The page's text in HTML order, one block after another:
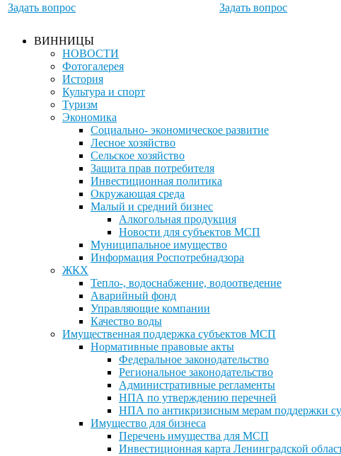
Задать вопрос Задать вопрос
ВИННИЦЫ
НОВОСТИ
Фотогалерея
История
Культура и спорт
Туризм
Экономика
Социально- экономическое развитие
Лесное хозяйство
Сельское хозяйство
Защита прав потребителя
Инвестиционная политика
Окружающая среда
Малый и средний бизнес
Алкогольная продукция
Новости для субъектов МСП
Муниципальное имущество
Информация Роспотребнадзора
ЖКХ
Тепло-, водоснабжение, водоотведение
Аварийный фонд
Управляющие компании
Качество воды
Имущественная поддержка субъектов МСП
Нормативные правовые акты
Федеральное законодательство
Региональное законодательство
Административные регламенты
НПА по утверждению перечней
НПА по антикризисным мерам поддержки
Имущество для бизнеса
Перечень имущества для МСП
Инвестиционная карта Ленинградской